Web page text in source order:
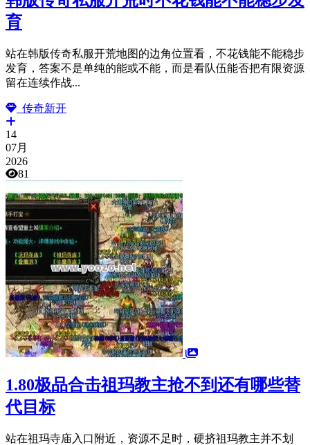
育
站在韩版传奇私服开荒地图的边角位置看，不花钱能不能稳步
发育，答案不是单纯的能或不能，而是看队伍能否把有限资源
留在连续作战...
传奇新开
14
07月
2026
81
1.80极品合击祖玛教主抢不到还有哪些替
代目标
站在祖玛寺庙入口附近，资源不足时，硬挤祖玛教主并不划